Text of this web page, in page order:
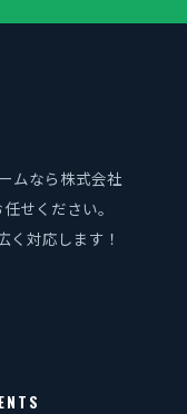
ムなら株式会社
せください。
く対応します！